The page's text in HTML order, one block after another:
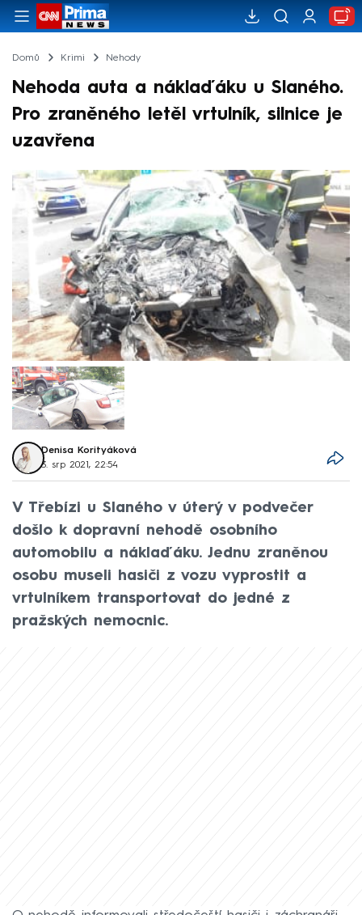
Domů Krimi Nehody
Nehoda auta a náklaďáku u Slaného.
Pro zraněného letěl vrtulník, silnice je
uzavřena
Denisa Korityáková
3. srp 2021, 22:54
V Třebízi u Slaného v úterý v podvečer
došlo k dopravní nehodě osobního
automobilu a náklaďáku. Jednu zraněnou
osobu museli hasiči z vozu vyprostit a
vrtulníkem transportovat do jedné z
pražských nemocnic.